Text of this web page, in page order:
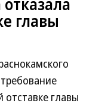
главы
отставке главы